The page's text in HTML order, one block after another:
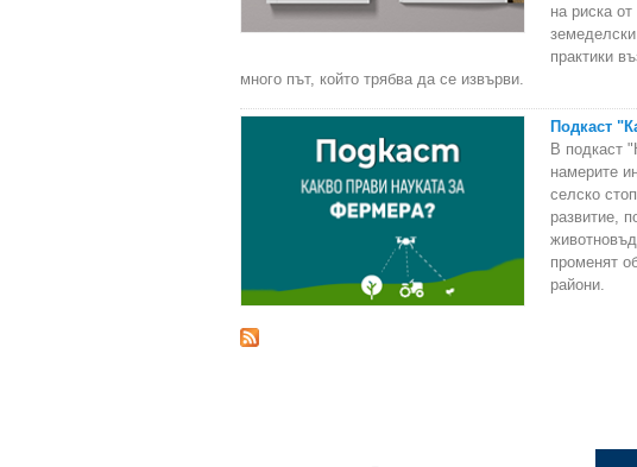
на риска
практики
много път, който трябва да се извърви.
Подкаст
В подкаст
намерите
селско
развитие,
променят
райони.